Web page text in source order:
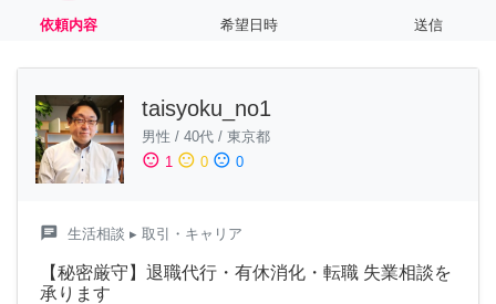
依頼内容 希望日時 送信
taisyoku_no1
男性 / 40代 / 東京都
sentiment_satisfied 1 sentiment_neutral 0 sentiment_dissatisfied 0
chat 生活相談 ▸ 取引・キャリア
【秘密厳守】退職代行・有休消化・転職 失業相談を
承ります